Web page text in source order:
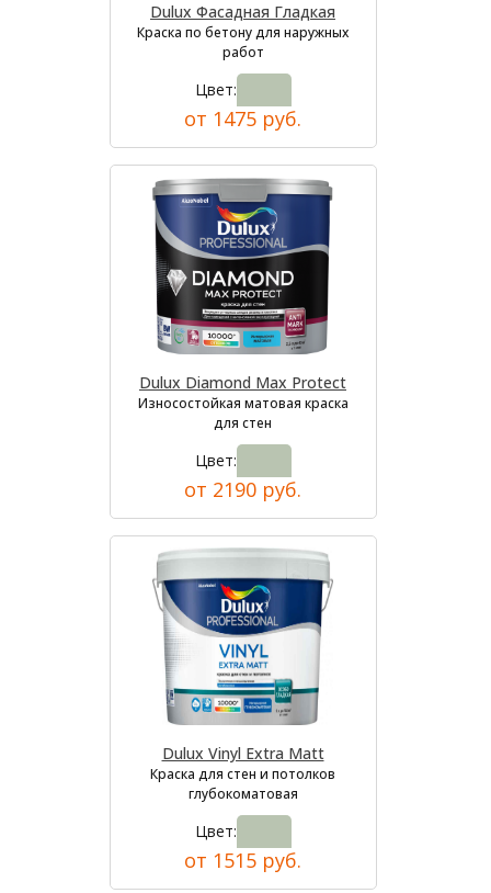
Dulux Фасадная Гладкая
Краска по бетону для наружных
работ
Цвет:
от 1475 руб.
Dulux Diamond Max Protect
Износостойкая матовая краска
для стен
Цвет:
от 2190 руб.
Dulux Vinyl Extra Matt
Краска для стен и потолков
глубокоматовая
Цвет:
от 1515 руб.